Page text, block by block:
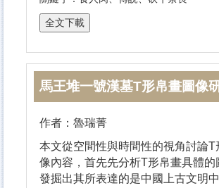
馬王堆一號漢墓T形帛畫圖像
作者：魯瑞菁
本文從空間性與時間性的視角討論T
像內容，首先先分析T形帛畫具體的
發掘出其所表達的是中國上古文明